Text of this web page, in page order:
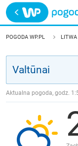
Trwa ładowanie
POLSKA
JAKOŚĆ POWIETRZA
POGODA WP.PL LITWA
Aktualna pogoda, godz.